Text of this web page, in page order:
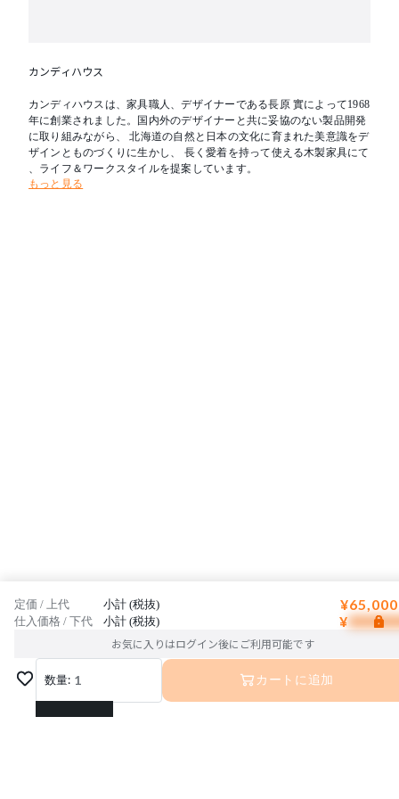
カンディハウス
カンディハウスは、家具職人、デザイナーである長原 實によって1968
年に創業されました。国内外のデザイナーと共に妥協のない製品開発
に取り組みながら、 北海道の自然と日本の文化に育まれた美意識をデ
ザインとものづくりに生かし、 長く愛着を持って使える木製家具にて
、ライフ＆ワークスタイルを提案しています。
もっと見る
定価 / 上代 小計 (税抜)
仕入価格 / 下代 小計 (税抜) ¥
お気に入りはログイン後にご利用可能です
数量: 1
1
カートに追加